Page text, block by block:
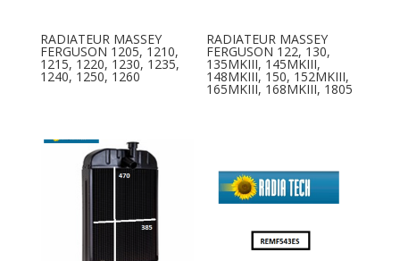
RADIATEUR MASSEY
FERGUSON 1205, 1210,
1215, 1220, 1230, 1235,
1240, 1250, 1260
RADIATEUR MASSEY
FERGUSON 122, 130,
135MKIII, 145MKIII,
148MKIII, 150, 152MKIII,
165MKIII, 168MKIII, 1805